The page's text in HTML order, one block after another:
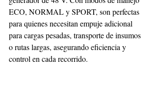
ECO, NORMAL y SPORT, son perfectas
para quienes necesitan empuje adicional
para cargas pesadas, transporte de insumos
o rutas largas, asegurando eficiencia y
control en cada recorrido.